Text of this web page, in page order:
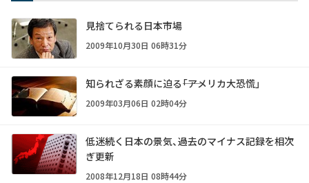
見捨てられる日本市場
2009年10月30日 06時31分
知られざる素顔に迫る――「アメリカ大恐慌」
2009年03月06日 02時04分
低迷続く日本の景気、過去のマイナス記録を相次
ぎ更新
2008年12月18日 08時44分